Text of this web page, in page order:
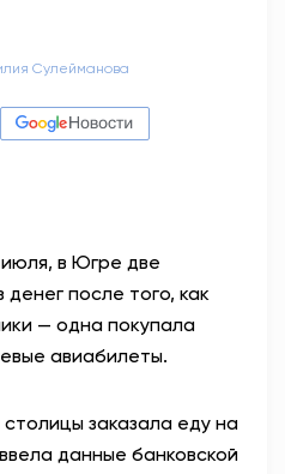
Сулейманова
в Югре две
после того, как
— одна покупала
авиабилеты.
заказала еду на
данные банковской